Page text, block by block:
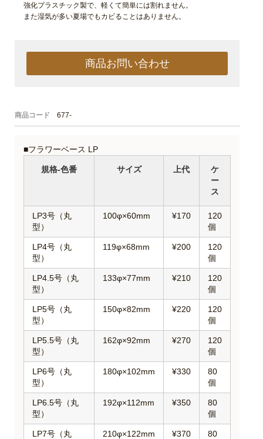
強化プラスチック製で、軽くて簡単には割れません。
また湿気が多い夏場でもカビることはありません。
商品お問い合わせ
商品コード 677-
■フラワーベース LP
規格-色番 サイズ 上代
ケ
ー
ス
LP3号（丸
型）
100φ×60mm ¥170
120
個
LP4号（丸
型）
119φ×68mm ¥200
120
個
LP4.5号（丸
型）
133φ×77mm ¥210
120
個
LP5号（丸
型）
150φ×82mm ¥220
120
個
LP5.5号（丸
型）
162φ×92mm ¥270
120
個
LP6号（丸
型）
180φ×102mm ¥330
80
個
LP6.5号（丸
型）
192φ×112mm ¥350
80
個
LP7号（丸
210φ×122mm ¥370
80